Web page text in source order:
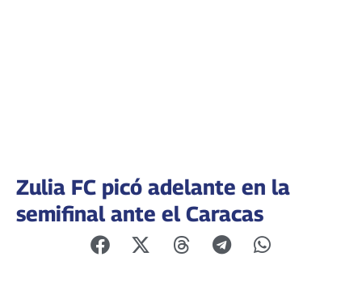
Zulia FC picó adelante en la
semifinal ante el Caracas